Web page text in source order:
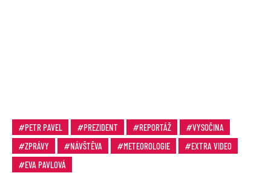
PETR PAVEL PREZIDENT REPORTÁŽ
VYSOČINA
ZPRÁVY
NÁVŠTĚVA METEOROLOGIE
EXTRA VIDEO
EVA PAVLOVÁ